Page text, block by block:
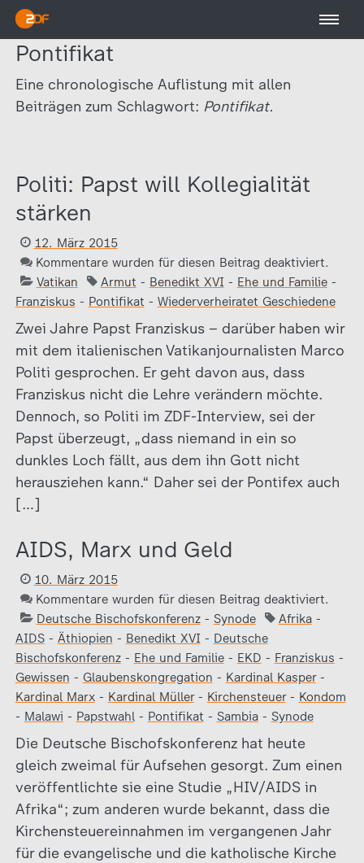
Pontifikat
Eine chronologische Auflistung mit allen
Beiträgen zum Schlagwort: Pontifikat.
Politi: Papst will Kollegialität
stärken
12. März 2015
Kommentare wurden für diesen Beitrag deaktiviert.
Vatikan
Armut - Benedikt XVI - Ehe und Familie-
Franziskus - Pontifikat - Wiederverheiratet Geschiedene
Zwei Jahre Papst Franziskus – darüber haben wir
mit dem italienischen Vatikanjournalisten Marco
Politi gesprochen. Er geht davon aus, dass
Franziskus nicht die Lehre verändern möchte.
Dennoch, so Politi im ZDF-Interview, sei der
Papst überzeugt, „dass niemand in ein so
dunkles Loch fällt, aus dem ihn Gott nicht
herausziehen kann.“ Daher sei der Pontifex auch
[…]
AIDS, Marx und Geld
10. März 2015
Kommentare wurden für diesen Beitrag deaktiviert.
Deutsche Bischofskonferenz- Synode Afrika-
AIDS- Äthiopien - Benedikt XVI - Deutsche
Bischofskonferenz- Ehe und Familie- EKD - Franziskus -
Gewissen - Glaubenskongregation - Kardinal Kasper-
Kardinal Marx- Kardinal Müller- Kirchensteuer- Kondom
- Malawi - Papstwahl- Pontifikat - Sambia- Synode
Die Deutsche Bischofskonferenz hat heute
gleich zweimal für Aufsehen gesorgt. Zum einen
veröffentlichte sie eine Studie „HIV/AIDS in
Afrika“; zum anderen wurde bekannt, dass die
Kirchensteuereinnahmen im vergangenen Jahr
für die evangelische und die katholische Kirche